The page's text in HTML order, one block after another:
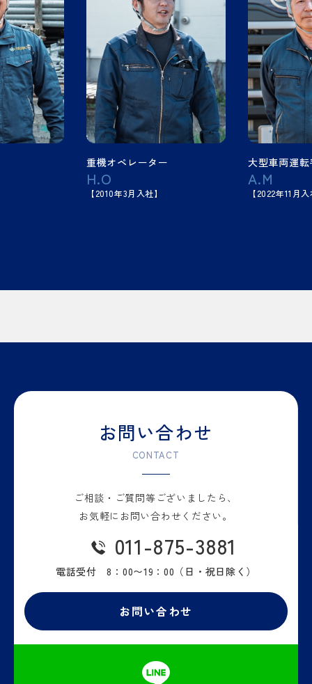
大型車両運転手
【2022年11月入社】 【
お問い合わせ
CONTACT
ご相談・ご質問等 ございましたら、
お気軽に お問い合わせください。
011-875-3881
電話受付 8：00〜19：00 （日・祝日除く）
お問い合わせ